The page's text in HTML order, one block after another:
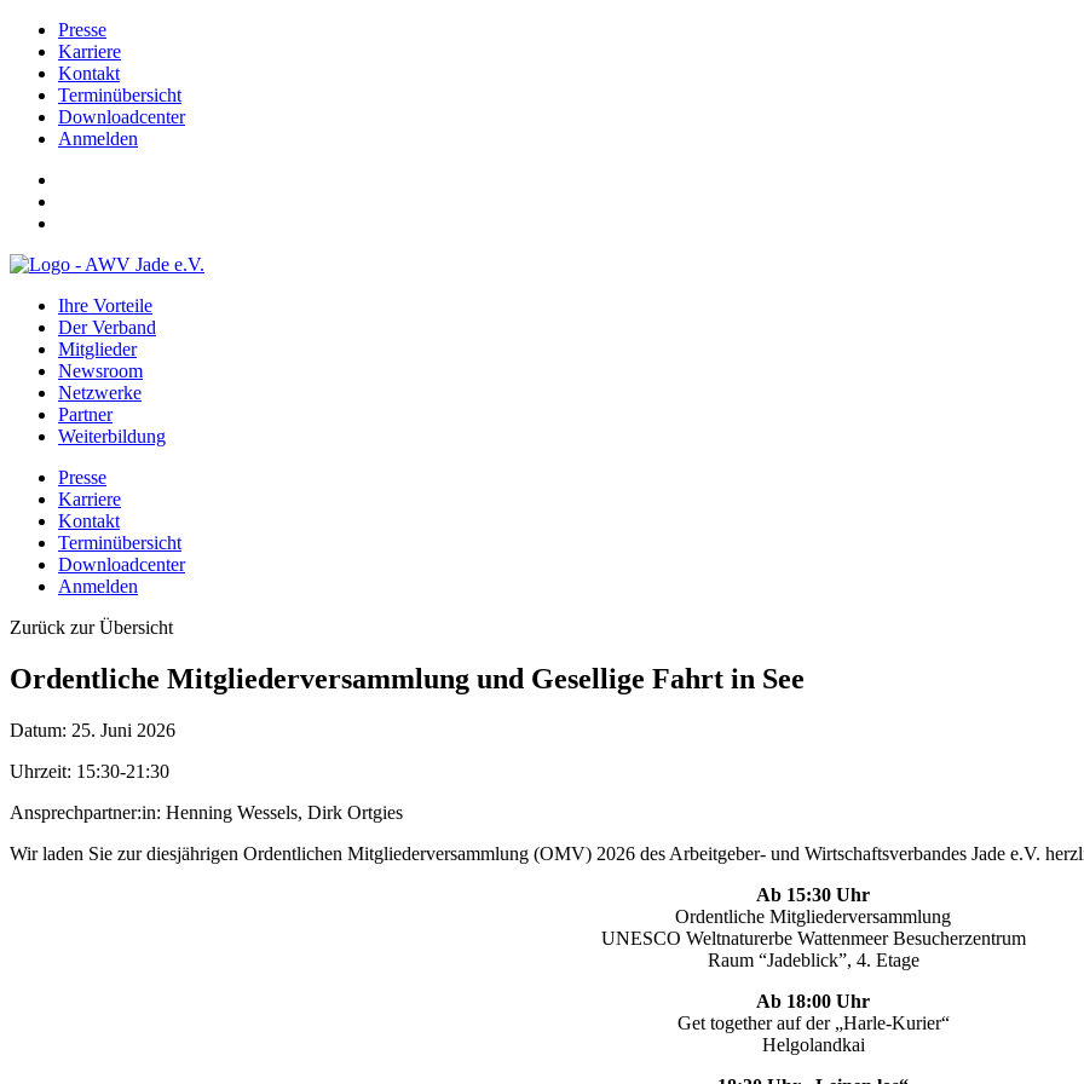
Presse
Karriere
Kontakt
Terminübersicht
Downloadcenter
Anmelden
Ihre Vorteile
Der Verband
Mitglieder
Newsroom
Netzwerke
Partner
Weiterbildung
Presse
Karriere
Kontakt
Terminübersicht
Downloadcenter
Anmelden
Zurück zur Übersicht
Ordentliche Mitgliederversammlung und Gesellige Fahrt in See
Datum: 25. Juni 2026
Uhrzeit: 15:30-21:30
Ansprechpartner:in: Henning Wessels, Dirk Ortgies
Wir laden Sie zur diesjährigen Ordentlichen Mitgliederversammlung (OMV) 2026 des Arbeitgeber- und Wirtschaftsverbandes Jade e.V.
Ab 15:30 Uhr
Ordentliche Mitgliederversammlung
UNESCO Weltnaturerbe Wattenmeer Besucherzentrum
Raum “Jadeblick”, 4. Etage
Ab 18:00 Uhr
Get together auf der „Harle-Kurier“
Helgolandkai